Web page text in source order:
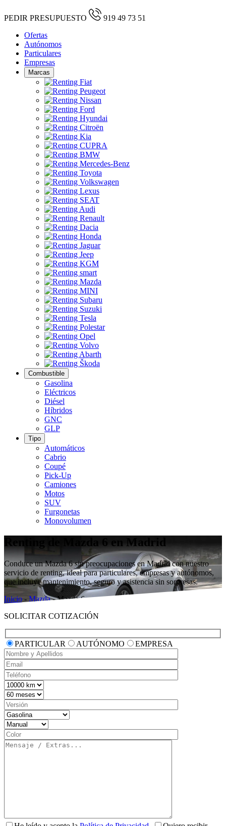
PEDIR PRESUPUESTO
919 49 73 51
Ofertas
Autónomos
Particulares
Empresas
Marcas
Combustible
Gasolina
Eléctricos
Diésel
Híbridos
GNC
GLP
Tipo
Automáticos
Cabrio
Coupé
Pick-Up
Camiones
Motos
SUV
Furgonetas
Monovolumen
Renting de Mazda 6 en Madrid
Conduce un Mazda 6 sin preocupaciones en Madrid con nuestro
servicio de renting, ideal para particulares, empresas y autónomos,
que incluye mantenimiento, seguro y asistencia sin sorpresas.
Inicio - Mazda-Mazda 6
SOLICITAR COTIZACIÓN
PARTICULAR AUTÓNOMO EMPRESA